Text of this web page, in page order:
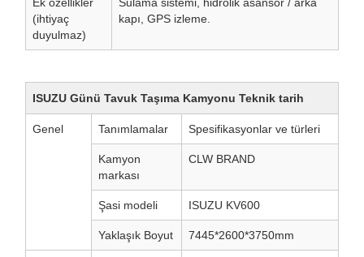
Ek özellikler
(ihtiyaç
duyulmaz)
Sulama sistemi, hidrolik asansör / arka
kapı, GPS izleme.
ISUZU Günü Tavuk Taşıma Kamyonu Teknik tarih
Genel Tanımlamalar Spesifikasyonlar ve türleri
Kamyon
markası
CLW BRAND
Şasi modeli ISUZU KV600
Yaklaşık Boyut 7445*2600*3750mm